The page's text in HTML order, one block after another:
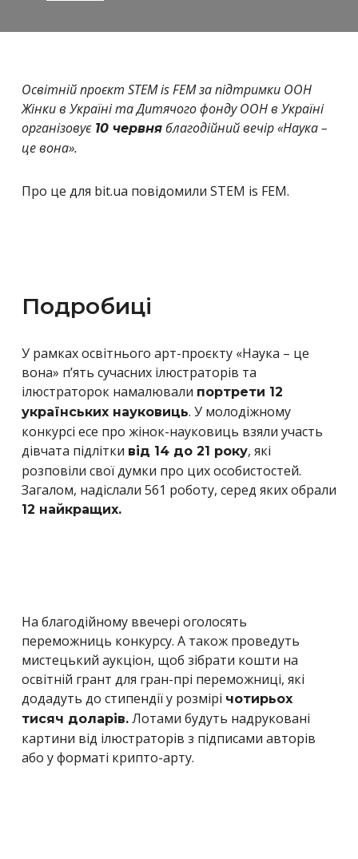
Освітній проєкт STEM is FEM за підтримки ООН
Жінки в Україні та Дитячого фонду ООН в Україні
організовує10 червня благодійний вечір «Наука –
це вона».
Про це для bit.ua повідомили STEM is FEM.
Подробиці
У рамках освітнього арт-проєкту «Наука – це
вона» п’ять сучасних ілюстраторів та
ілюстраторок намалювали портрети 12
українських науковиць. У молодіжному
конкурсі есе про жінок-науковиць взяли участь
дівчата підлітки від 14 до 21 року, які
розповіли свої думки про цих особистостей.
Загалом, надіслали 561 роботу, серед яких обрали
12 найкращих.
На благодійному ввечері оголосять
переможниць конкурсу. А також проведуть
мистецький аукціон, щоб зібрати кошти на
освітній грант для гран-прі переможниці, які
додадуть до стипендії у розмірі чотирьох
тисяч доларів. Лотами будуть надруковані
картини від ілюстраторів з підписами авторів
або у форматі крипто-арту.